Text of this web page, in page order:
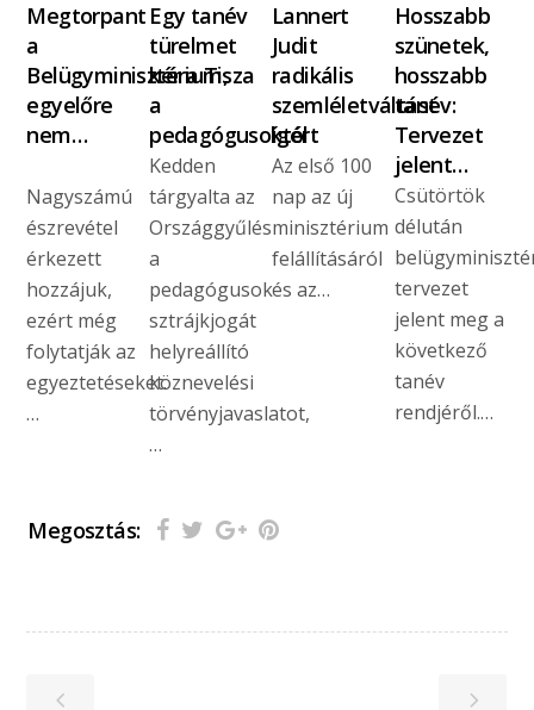
Megtorpant
a
Belügyminisztérium,
egyelőre
nem…
Nagyszámú
észrevétel
érkezett
hozzájuk,
ezért még
folytatják az
egyeztetéseket.
…
Egy tanév
türelmet
kér a Tisza
a
pedagógusoktól
Kedden
tárgyalta az
Országgyűlés
a
pedagógusok
sztrájkjogát
helyreállító
köznevelési
törvényjavaslatot,
…
Lannert
Judit
radikális
szemléletváltást
ígért
Az első 100
nap az új
minisztérium
felállításáról
és az…
Hosszabb
szünetek,
hosszabb
tanév:
Tervezet
jelent…
Csütörtök
délután
tervezet
jelent meg a
következő
tanév
rendjéről.…
Megosztás: